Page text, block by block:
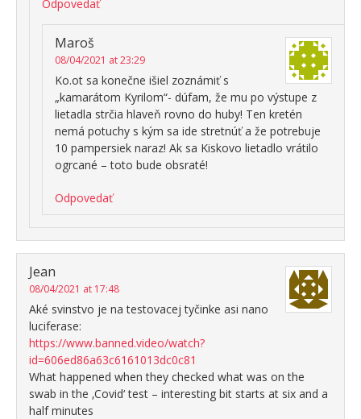
Odpovedať
Maroš
08/04/2021 at 23:29
Ko.ot sa konečne išiel zoznámiť s
„kamarátom Kyrilom“- dúfam, že mu po výstupe z
lietadla strčia hlaveň rovno do huby! Ten kretén
nemá potuchy s kým sa ide stretnúť a že potrebuje
10 pampersiek naraz! Ak sa Kiskovo lietadlo vrátilo
ogrcané – toto bude obsraté!
Odpovedať
Jean
08/04/2021 at 17:48
Aké svinstvo je na testovacej tyčinke asi nano
luciferase:
https://www.banned.video/watch?
id=606ed86a63c6161013dc0c81
What happened when they checked what was on the
swab in the ‚Covid‘ test – interesting bit starts at six and a
half minutes